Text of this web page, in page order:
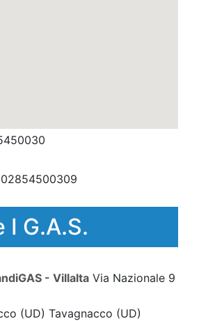
02854500309
I G.A.S.
- Villalta Via Nazionale 9
(UD) Tavagnacco (UD)